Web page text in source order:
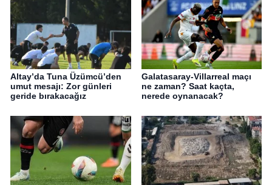
Altay’da Tuna Üzümcü’den
umut mesajı: Zor günleri
geride bırakacağız
Galatasaray-Villarreal maçı
ne zaman? Saat kaçta,
nerede oynanacak?